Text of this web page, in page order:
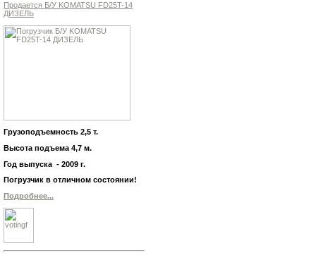
Продается Б/У KOMATSU FD25T-14
ДИЗЕЛЬ
Грузоподъемность 2,5 т.
Высота подъема 4,7 м.
Год выпуска - 2009 г.
Погрузчик в отличном состоянии!
Подробнее...